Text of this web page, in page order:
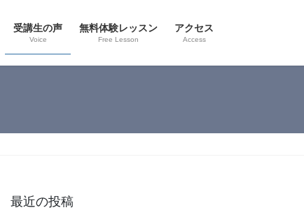
受講生の声
Voice
無料体験レッスン
Free Lesson
アクセス
Access
最近の投稿